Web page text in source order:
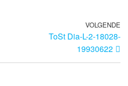
VOLGENDE
ToSt Dia-L-2-18028-
19930622